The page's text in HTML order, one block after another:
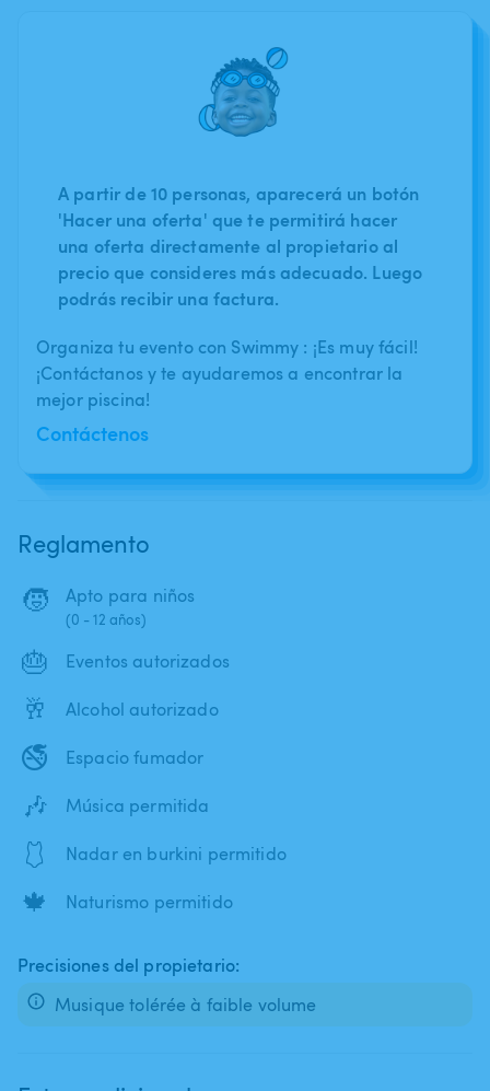
A partir de 10 personas, aparecerá un botón
'Hacer una oferta' que te permitirá hacer
una oferta directamente al propietario al
precio que consideres más adecuado. Luego
podrás recibir una factura.
Organiza tu evento con Swimmy : ¡Es muy fácil!
¡Contáctanos y te ayudaremos a encontrar la
mejor piscina!
Contáctenos
Reglamento
🧒 Apto para niños
(0 - 12 años)
🎂 Eventos autorizados
🥂 Alcohol autorizado
🚭 Espacio fumador
🎶 Música permitida
🩱 Nadar en burkini permitido
🍁 Naturismo permitido
Precisiones del propietario:
Musique tolérée à faible volume